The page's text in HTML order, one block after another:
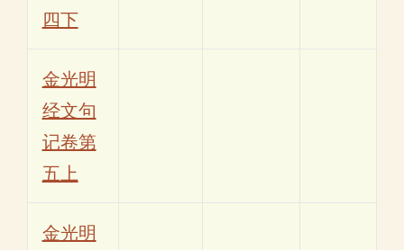
四下
金光明
经文句
记卷第
五上
金光明